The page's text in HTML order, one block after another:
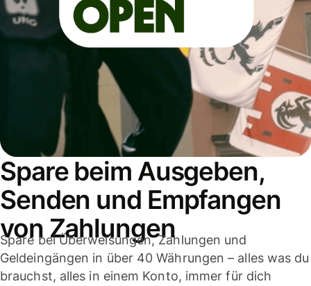
Spare beim Ausgeben,
Senden und Empfangen
von Zahlungen
Spare bei Überweisungen, Zahlungen und
Geldeingängen in über 40 Währungen – alles was du
brauchst, alles in einem Konto, immer für dich